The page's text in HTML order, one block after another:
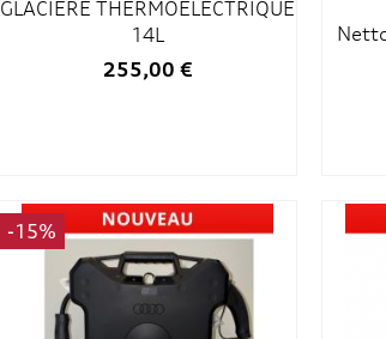
GLACIERE THERMOELECTRIQUE
14L
255,00 €
-15%